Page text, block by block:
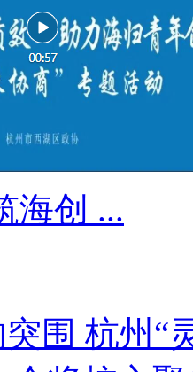
海创 ...
围 杭州“